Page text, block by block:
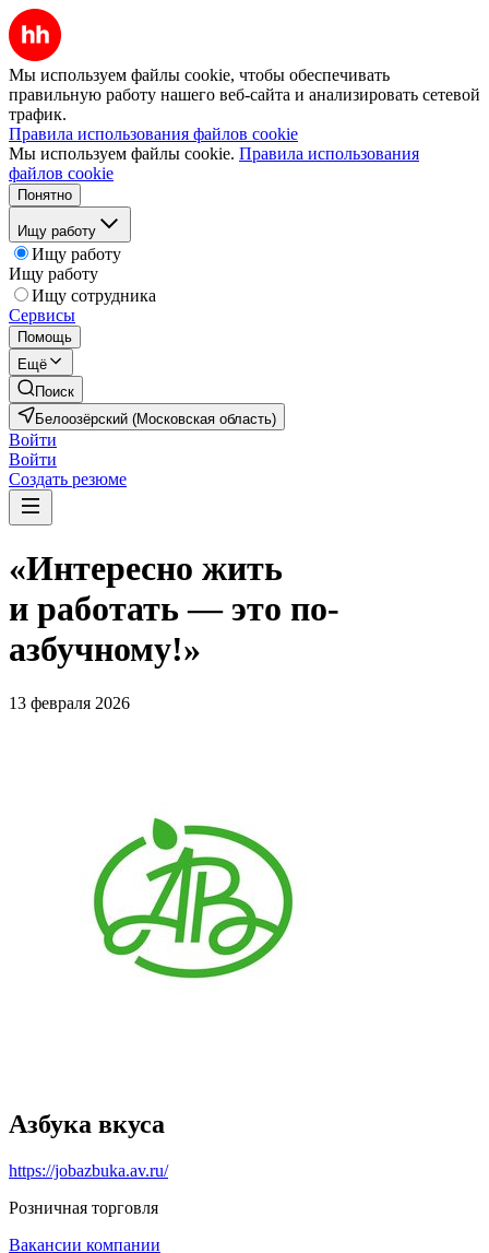
Мы используем файлы cookie, чтобы обеспечивать
правильную работу нашего веб-сайта и анализировать сетевой
трафик.
Правила использования файлов cookie
Мы используем файлы cookie. Правила использования
файлов cookie
Понятно
Ищу работу
Ищу работу
Ищу работу
Ищу сотрудника
Сервисы
Помощь
Ещё
Поиск
Белоозёрский (Московская область)
Войти
Войти
Создать резюме
«Интересно жить
и работать — это по-
азбучному!»
13 февраля 2026
Азбука вкуса
https://jobazbuka.av.ru/
Розничная торговля
Вакансии компании